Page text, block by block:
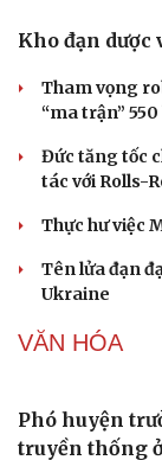
Nhi khoa
Nam khoa
Làm đẹp - giảm
Phòng mạch
Giá vàng
lại tăng
Giá cà phê
Buôn lậu,
vụ trong 6
QUÂN SỰ -